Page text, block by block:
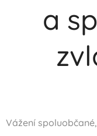
a
Vážení spoluobčané,